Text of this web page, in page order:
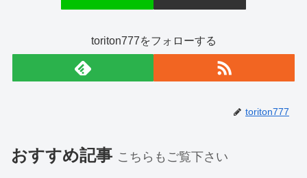
toriton777をフォローする
toriton777
おすすめ記事 こちらもご覧下さい